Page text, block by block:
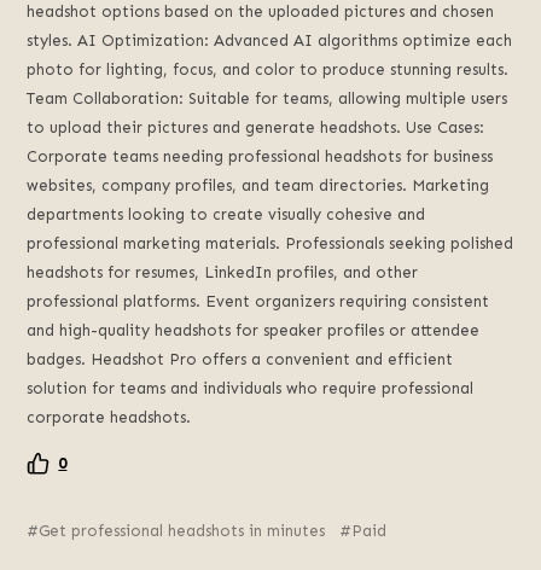
headshot options based on the uploaded pictures and chosen
styles. AI Optimization: Advanced AI algorithms optimize each
photo for lighting, focus, and color to produce stunning results.
Team Collaboration: Suitable for teams, allowing multiple users
to upload their pictures and generate headshots. Use Cases:
Corporate teams needing professional headshots for business
websites, company profiles, and team directories. Marketing
departments looking to create visually cohesive and
professional marketing materials. Professionals seeking polished
headshots for resumes, LinkedIn profiles, and other
professional platforms. Event organizers requiring consistent
and high-quality headshots for speaker profiles or attendee
badges. Headshot Pro offers a convenient and efficient
solution for teams and individuals who require professional
corporate headshots.
0
Get professional headshots in minutes Paid